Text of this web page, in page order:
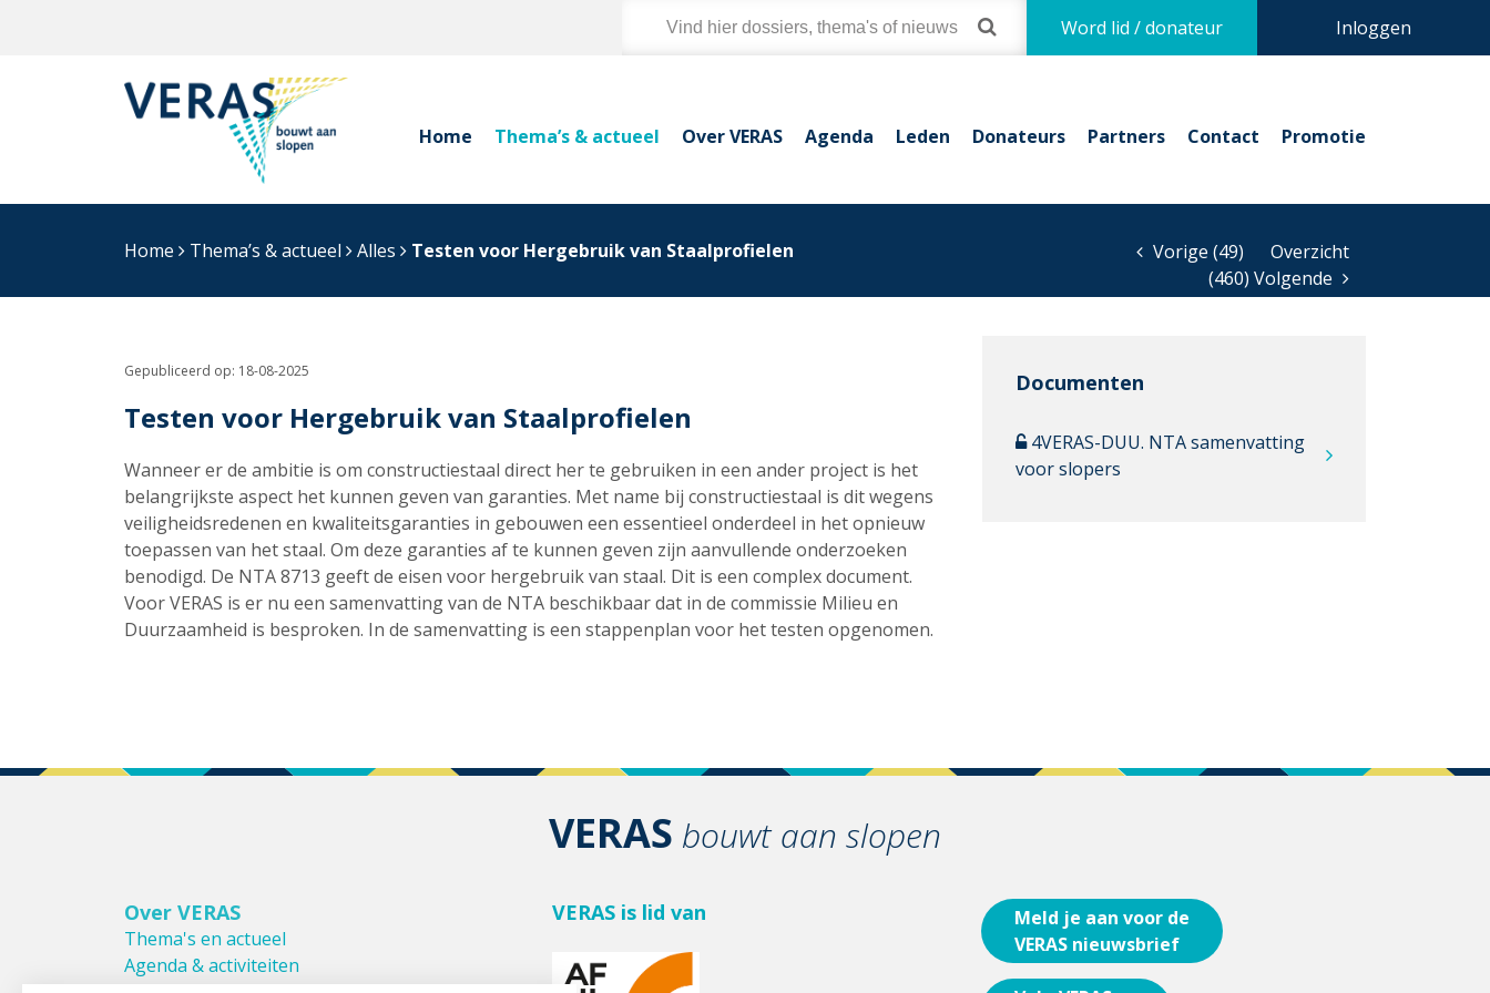
Inloggen
Word lid / donateur
Home Thema’s & actueel Over VERAS Agenda Leden Donateurs Partners Contact Promotie
Home Thema’s & actueel Alles Testen voor Hergebruik van Staalprofielen Vorige (49)
Overzicht
(460) Volgende
Gepubliceerd op: 18-08-2025
Testen voor Hergebruik van Staalprofielen
Wanneer er de ambitie is om constructiestaal direct her te gebruiken in een ander project is het
belangrijkste aspect het kunnen geven van garanties. Met name bij constructiestaal is dit wegens
veiligheidsredenen en kwaliteitsgaranties in gebouwen een essentieel onderdeel in het opnieuw
toepassen van het staal. Om deze garanties af te kunnen geven zijn aanvullende onderzoeken
benodigd. De NTA 8713 geeft de eisen voor hergebruik van staal. Dit is een complex document.
Voor VERAS is er nu een samenvatting van de NTA beschikbaar dat in de commissie Milieu en
Duurzaamheid is besproken. In de samenvatting is een stappenplan voor het testen opgenomen.
Documenten
4VERAS-DUU. NTA samenvatting
voor slopers
VERAS bouwt aan slopen
Over VERAS
Thema's en actueel
Agenda & activiteiten
VERAS is lid van
Meld je aan voor de
VERAS nieuwsbrief